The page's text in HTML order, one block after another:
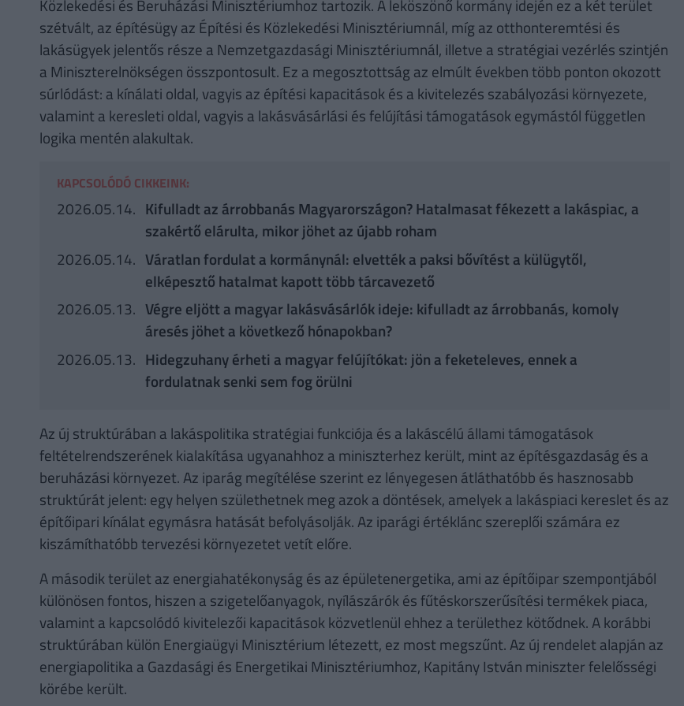
Közlekedési és Beruházási Minisztériumhoz tartozik. A leköszönő kormány idején ez a két terület
szétvált, az építésügy az Építési és Közlekedési Minisztériumnál, míg az otthonteremtési és
lakásügyek jelentős része a Nemzetgazdasági Minisztériumnál, illetve a stratégiai vezérlés szintjén
a Miniszterelnökségen összpontosult. Ez a megosztottság az elmúlt években több ponton okozott
súrlódást: a kínálati oldal, vagyis az építési kapacitások és a kivitelezés szabályozási környezete,
valamint a keresleti oldal, vagyis a lakásvásárlási és felújítási támogatások egymástól független
logika mentén alakultak.
KAPCSOLÓDÓ CIKKEINK:
2026.05.14. Kifulladt az árrobbanás Magyarországon? Hatalmasat fékezett a lakáspiac, a
szakértő elárulta, mikor jöhet az újabb roham
2026.05.14. Váratlan fordulat a kormánynál: elvették a paksi bővítést a külügytől,
elképesztő hatalmat kapott több tárcavezető
2026.05.13. Végre eljött a magyar lakásvásárlók ideje: kifulladt az árrobbanás, komoly
áresés jöhet a következő hónapokban?
2026.05.13. Hidegzuhany érheti a magyar felújítókat: jön a feketeleves, ennek a
fordulatnak senki sem fog örülni
Az új struktúrában a lakáspolitika stratégiai funkciója és a lakáscélú állami támogatások
feltételrendszerének kialakítása ugyanahhoz a miniszterhez került, mint az építésgazdaság és a
beruházási környezet. Az iparág megítélése szerint ez lényegesen átláthatóbb és hasznosabb
struktúrát jelent: egy helyen születhetnek meg azok a döntések, amelyek a lakáspiaci kereslet és az
építőipari kínálat egymásra hatását befolyásolják. Az iparági értéklánc szereplői számára ez
kiszámíthatóbb tervezési környezetet vetít előre.
A második terület az energiahatékonyság és az épületenergetika, ami az építőipar szempontjából
különösen fontos, hiszen a szigetelőanyagok, nyílászárók és fűtéskorszerűsítési termékek piaca,
valamint a kapcsolódó kivitelezői kapacitások közvetlenül ehhez a területhez kötődnek. A korábbi
struktúrában külön Energiaügyi Minisztérium létezett, ez most megszűnt. Az új rendelet alapján az
energiapolitika a Gazdasági és Energetikai Minisztériumhoz, Kapitány István miniszter felelősségi
körébe került.